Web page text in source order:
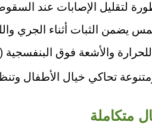
لتقليل الإصابات عند
يضمن الثبات أثناء الجري
والأشعة فوق البنفسجية
تحاكي خيال الأطفال
متكاملة